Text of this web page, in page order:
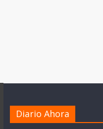
Diario Ahora